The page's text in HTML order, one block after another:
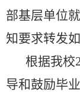
部基层单位
知要求转发如
根据我校
导和鼓励毕